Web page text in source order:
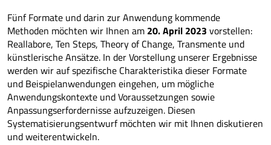
Fünf Formate und darin zur Anwendung kommende
Methoden möchten wir Ihnen am 20. April 2023 vorstellen:
Reallabore, Ten Steps, Theory of Change, Transmente und
künstlerische Ansätze. In der Vorstellung unserer Ergebnisse
werden wir auf spezifische Charakteristika dieser Formate
und Beispielanwendungen eingehen, um mögliche
Anwendungskontexte und Voraussetzungen sowie
Anpassungserfordernisse aufzuzeigen. Diesen
Systematisierungsentwurf möchten wir mit Ihnen diskutieren
und weiterentwickeln.